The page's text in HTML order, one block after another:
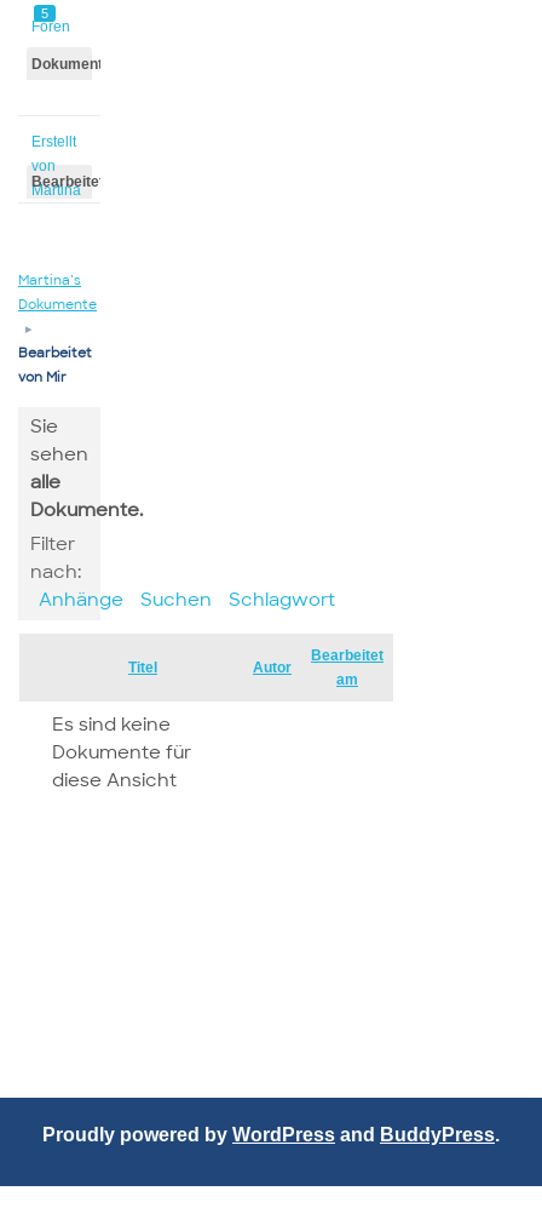
5
Foren
Dokumente
Erstellt
von
Martina
Bearbeitet
Martina’s
Dokumente
▸
Bearbeitet
von Mir
Sie
sehen
alle
Dokumente.
Filter
nach:
Anhänge
Suchen Schlagwort
Titel Autor
Bearbeitet
am
Es sind keine
Dokumente für
diese Ansicht
Proudly powered by WordPress and BuddyPress.